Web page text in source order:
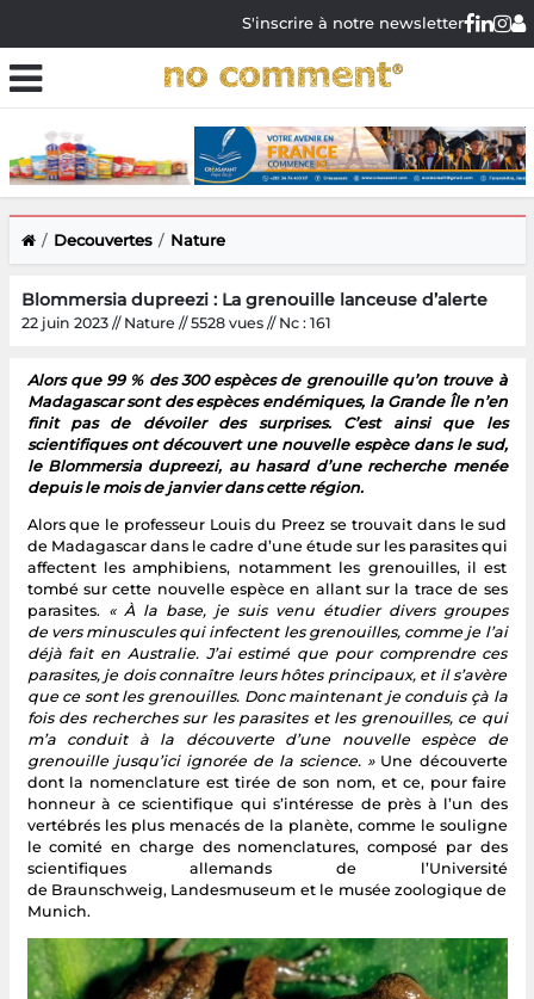
S'inscrire à notre newsletter
Decouvertes Nature
Blommersia dupreezi : La grenouille lanceuse d’alerte
22 juin 2023 // Nature // 5528 vues // Nc : 161
Alors que 99 % des 300 espèces de grenouille qu’on trouve à
Madagascar sont des espèces endémiques, la Grande Île n’en
finit pas de dévoiler des surprises. C’est ainsi que les
scientifiques ont découvert une nouvelle espèce dans le sud,
le Blommersia dupreezi, au hasard d’une recherche menée
depuis le mois de janvier dans cette région.
Alors que le professeur Louis du Preez se trouvait dans le sud
de Madagascar dans le cadre d’une étude sur les parasites qui
affectent les amphibiens, notamment les grenouilles, il est
tombé sur cette nouvelle espèce en allant sur la trace de ses
parasites. « À la base, je suis venu étudier divers groupes
de vers minuscules qui infectent les grenouilles, comme je l’ai
déjà fait en Australie. J’ai estimé que pour comprendre ces
parasites, je dois connaître leurs hôtes principaux, et il s’avère
que ce sont les grenouilles. Donc maintenant je conduis çà la
fois des recherches sur les parasites et les grenouilles, ce qui
m’a conduit à la découverte d’une nouvelle espèce de
grenouille jusqu’ici ignorée de la science. »Une découverte
dont la nomenclature est tirée de son nom, et ce, pour faire
honneur à ce scientifique qui s’intéresse de près à l’un des
vertébrés les plus menacés de la planète, comme le souligne
le comité en charge des nomenclatures, composé par des
scientifiques allemands de l’Université
de Braunschweig, Landesmuseum et le musée zoologique de
Munich.